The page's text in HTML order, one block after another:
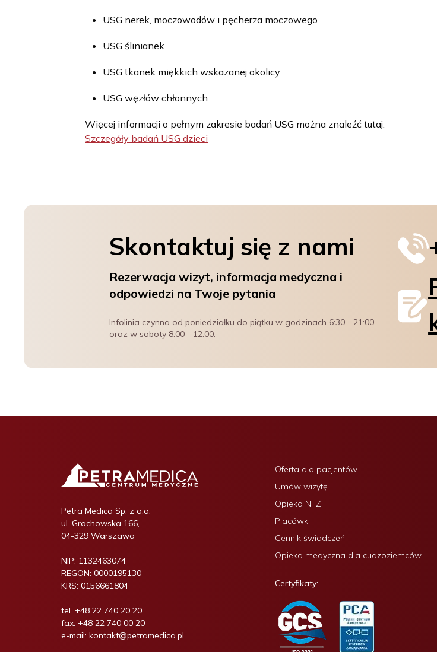
USG nerek, moczowodów i pęcherza moczowego
USG ślinianek
USG tkanek miękkich wskazanej okolicy
USG węzłów chłonnych
Więcej informacji o pełnym zakresie badań USG można znaleźć tutaj:
Szczegóły badań USG dzieci
Skontaktuj się z nami
Rezerwacja wizyt, informacja medyczna i
odpowiedzi na Twoje pytania
Infolinia czynna od poniedziałku do piątku w godzinach 6:30 - 21:00
oraz w soboty 8:00 - 12:00.
Petra Medica Sp. z o.o.
ul. Grochowska 166,
04-329 Warszawa
NIP: 1132463074
REGON: 0000195130
KRS: 0156661804
tel. +48 22 740 20 20
fax. +48 22 740 00 20
e-mail: kontakt@petramedica.pl
Oferta dla pacjentów
Umów wizytę
Opieka NFZ
Placówki
Cennik świadczeń
Opieka medyczna dla cudzoziemców
Certyfikaty: